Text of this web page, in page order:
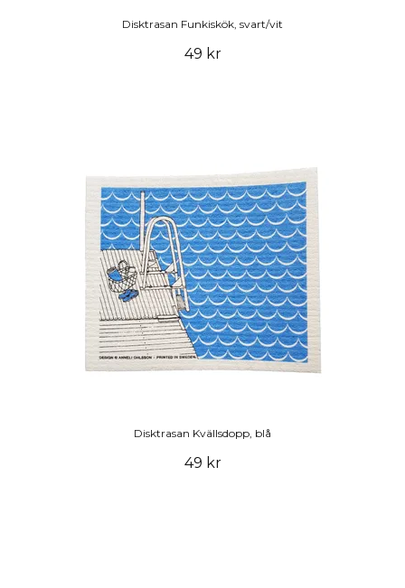
Disktrasan Funkiskök, svart/vit
49 kr
Disktrasan Kvällsdopp, blå
49 kr